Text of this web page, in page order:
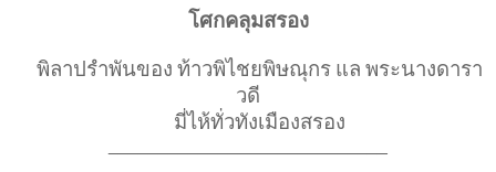
โศกคลุมสรอง
พิลาปรำพันของ ท้าวพิไชยพิษณุกร แล พระนางดารา
วดี
มี่ไห้ทั่วทังเมืองสรอง